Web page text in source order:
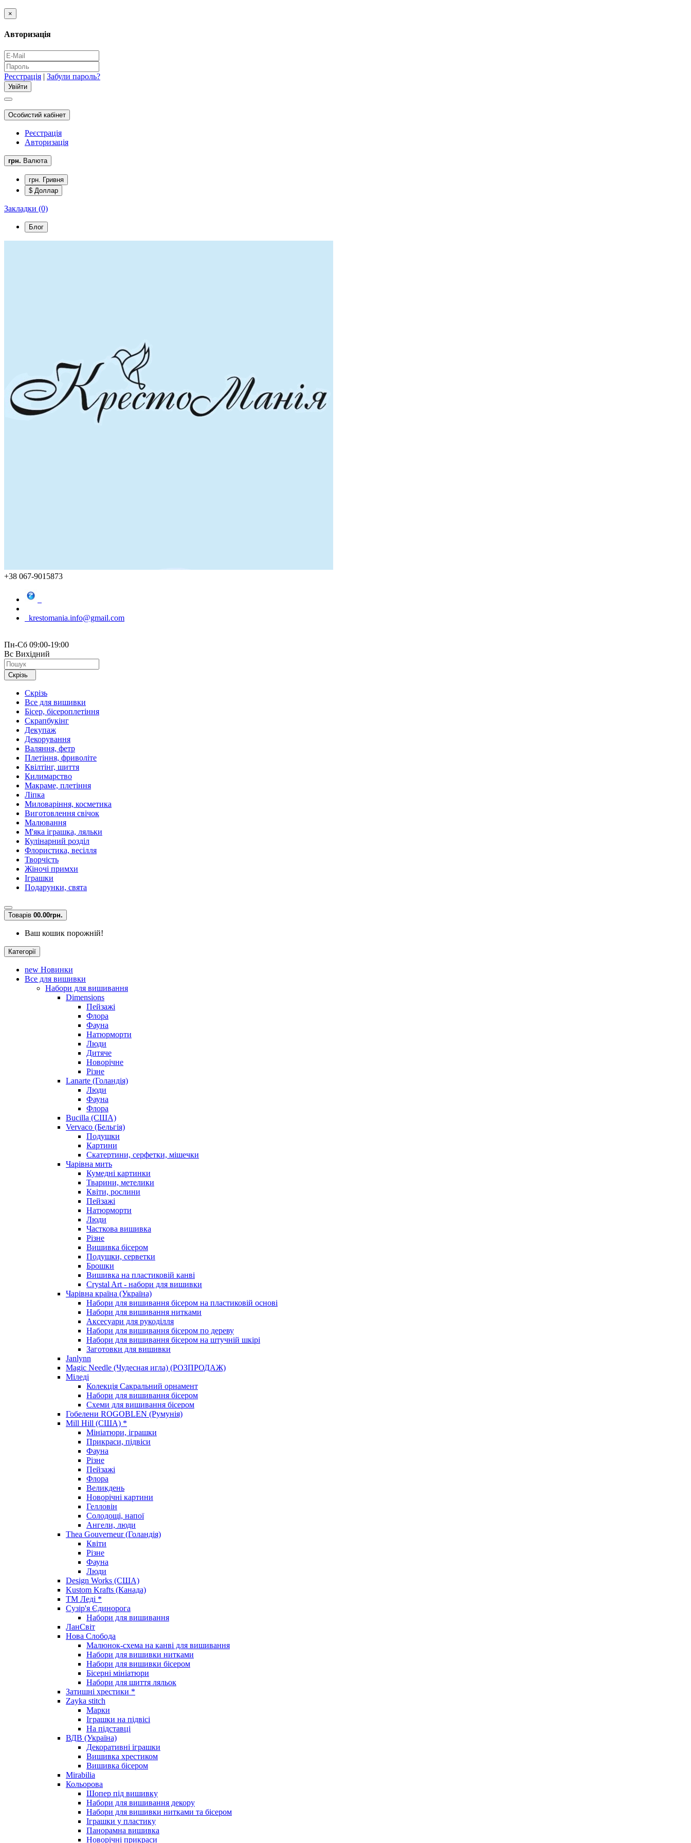
×
Авторизація
Реєстрація | Забули пароль?
Особистий кабінет
Реєстрація
Авторизація
грн. Валюта
грн. Гривня
$ Доллар
Закладки (0)
Блог
+38 067-9015873
krestomania.info@gmail.com
Пн-Сб 09:00-19:00
Вс Вихідний
Скрізь
Скрізь
Все для вишивки
Бісер, бісероплетіння
Скрапбукінг
Декупаж
Декорування
Валяння, фетр
Плетіння, фриволіте
Квілтінг, шиття
Килимарство
Макраме, плетіння
Ліпка
Миловаріння, косметика
Виготовлення свічок
Малювання
М'яка іграшка, ляльки
Кулінарний розділ
Флористика, весілля
Творчість
Жіночі примхи
Іграшки
Подарунки, свята
Товарів 00.00грн.
Ваш кошик порожній!
Категорії
new Новинки
Все для вишивки
Набори для вишивання
Dimensions
Пейзажі
Флора
Фауна
Натюрморти
Люди
Дитяче
Новорічне
Різне
Lanarte (Голандія)
Люди
Фауна
Флора
Bucilla (США)
Vervaco (Бельгія)
Подушки
Картини
Скатертини, серфетки, мішечки
Чарiвна мить
Кумедні картинки
Тварини, метелики
Квіти, рослини
Пейзажі
Натюрморти
Люди
Часткова вишивка
Різне
Вишивка бісером
Подушки, серветки
Брошки
Вишивка на пластиковій канві
Crystal Art - набори для вишивки
Чарівна країна (Україна)
Набори для вишивання бісером на пластиковій основі
Набори для вишивання нитками
Аксесуари для рукоділля
Набори для вишивання бісером по дереву
Набори для вишивання бісером на штучній шкірі
Заготовки для вишивки
Janlynn
Magic Needle (Чудесная игла) (РОЗПРОДАЖ)
Міледі
Колекція Сакральний орнамент
Набори для вишивання бісером
Схеми для вишивання бісером
Гобелени ROGOBLEN (Румунія)
Mill Hill (США) *
Мініатюри, іграшки
Прикраси, підвіси
Фауна
Різне
Пейзажі
Флора
Великдень
Новорічні картини
Гелловін
Солодощі, напої
Ангели, люди
Thea Gouverneur (Голандія)
Квіти
Різне
Фауна
Люди
Design Works (США)
Kustom Krafts (Канада)
ТМ Леді *
Сузір'я Єдинорога
Набори для вишивання
ЛанСвіт
Нова Слобода
Малюнок-схема на канві для вишивання
Набори для вишивки нитками
Набори для вишивки бісером
Бісерні мініатюри
Набори для шиття ляльок
Затишні хрестики *
Zayka stitch
Марки
Іграшки на підвісі
На підставці
ВДВ (Україна)
Декоративні іграшки
Вишивка хрестиком
Вишивка бісером
Mirabilia
Кольорова
Шопер під вишивку
Набори для вишивання декору
Набори для вишивки нитками та бісером
Іграшки у пластику
Панорамна вишивка
Новорічні прикраси